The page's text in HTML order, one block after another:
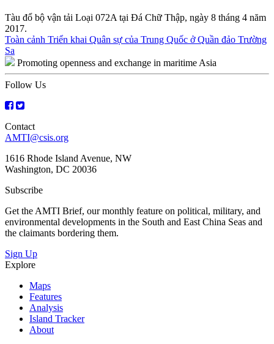
Tàu đổ bộ vận tải Loại 072A tại Đá Chữ Thập, ngày 8 tháng 4 năm
2017.
Post
navigation
Toàn cảnh Triển khai Quân sự của Trung Quốc ở Quần đảo Trường
Sa
Promoting openness and exchange in maritime Asia
Follow Us
Contact
AMTI@csis.org
1616 Rhode Island Avenue, NW
Washington, DC 20036
Subscribe
Get the AMTI Brief, our monthly feature on political, military, and
environmental developments in the South and East China Seas and
the claimants bordering them.
Sign Up
Explore
Maps
Features
Analysis
Island Tracker
About